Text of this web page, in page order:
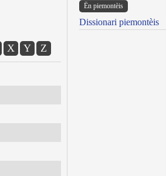
X Y Z
Ën piemontèis
Dissionari piemontèis